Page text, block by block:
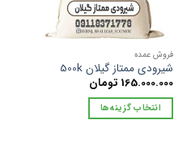
ممکن
است
در
صفحه
محصول
انتخاب
فروش عمده
شیرودی ممتاز گیلان 500k
165.000.000 تومان
انتخاب گزینه‌ها